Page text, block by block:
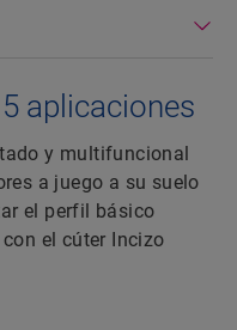
aplicaciones
y multifuncional
a juego a su suelo
el perfil básico
el cúter Incizo